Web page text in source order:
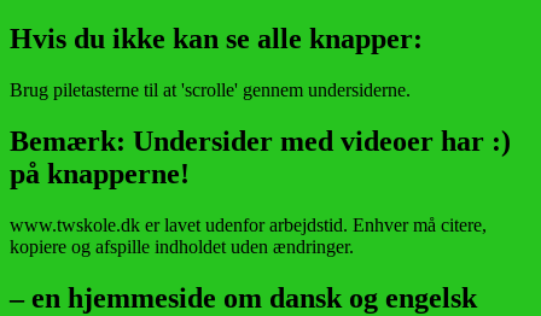
Hvis du ikke kan se alle knapper:
Brug piletasterne til at 'scrolle' gennem undersiderne.
Bemærk: Undersider med videoer har :)
på knapperne!
www.twskole.dk er lavet udenfor arbejdstid. Enhver må citere,
kopiere og afspille indholdet uden ændringer.
– en hjemmeside om dansk og engelsk